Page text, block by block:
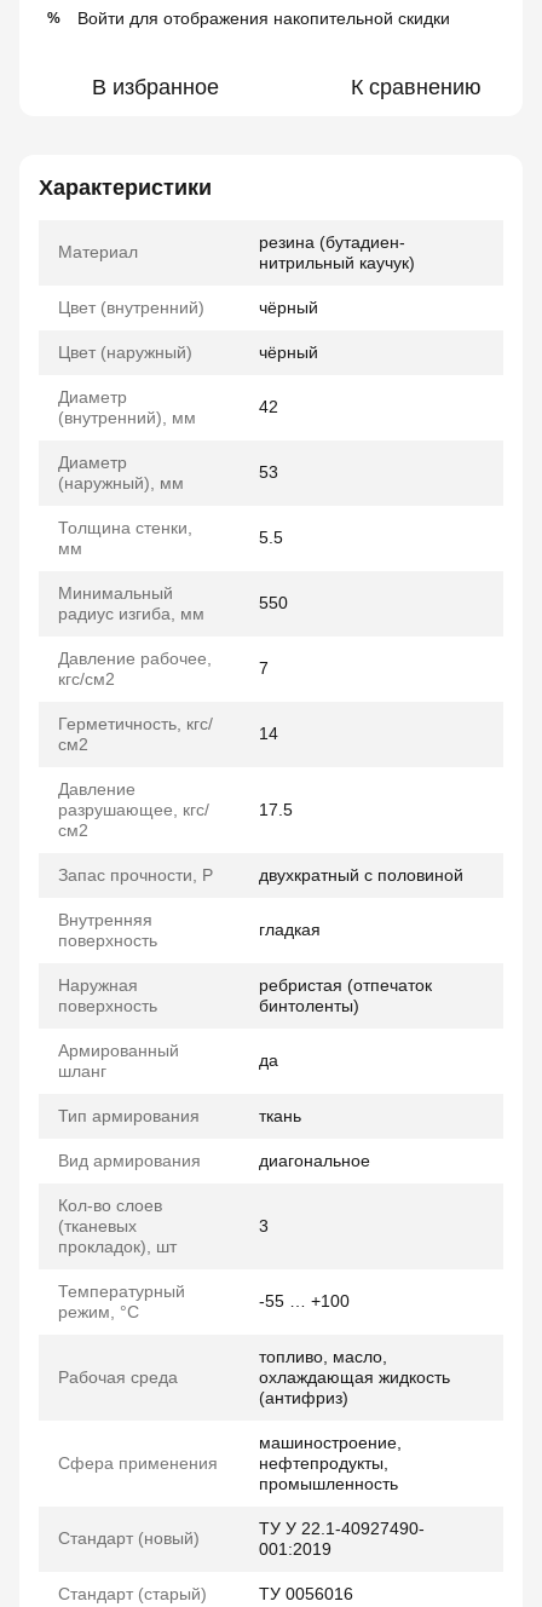
% Войти для отображения накопительной скидки
В избранное К сравнению
Характеристики
Материал
резина (бутадиен-
нитрильный каучук)
Цвет (внутренний) чёрный
Цвет (наружный) чёрный
Диаметр
(внутренний), мм
42
Диаметр
(наружный), мм
53
Толщина стенки,
мм
5.5
Минимальный
радиус изгиба, мм
550
Давление рабочее,
кгс/см2
7
Герметичность, кгс/
см2
14
Давление
разрушающее, кгс/
см2
17.5
Запас прочности, P двухкратный с половиной
Внутренняя
поверхность
гладкая
Наружная
поверхность
ребристая (отпечаток
бинтоленты)
Армированный
шланг
да
Тип армирования ткань
Вид армирования диагональное
Кол-во слоев
(тканевых
прокладок), шт
3
Температурный
режим, °C
-55 … +100
Рабочая среда
топливо, масло,
охлаждающая жидкость
(антифриз)
Сфера применения
машиностроение,
нефтепродукты,
промышленность
Стандарт (новый)
ТУ У 22.1-40927490-
001:2019
Стандарт (старый) ТУ 0056016